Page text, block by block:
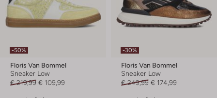
-50%
Floris Van Bommel
Sneaker Low
€ 219,99 € 109,99
-30%
Floris Van Bommel
Sneaker Low
€ 249,99 € 174,99